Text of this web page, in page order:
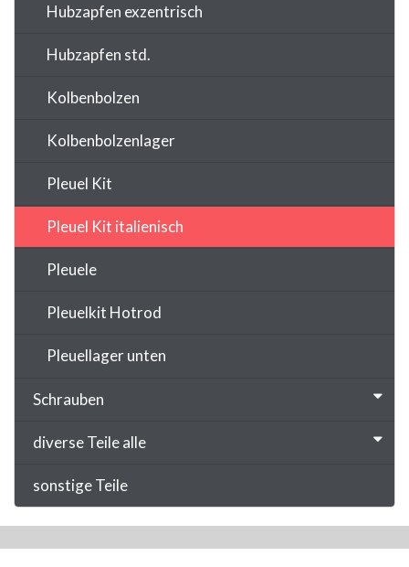
Hubzapfen exzentrisch
Hubzapfen std.
Kolbenbolzen
Kolbenbolzenlager
Pleuel Kit
Pleuel Kit italienisch
Pleuele
Pleuelkit Hotrod
Pleuellager unten
Schrauben
diverse Teile alle
sonstige Teile